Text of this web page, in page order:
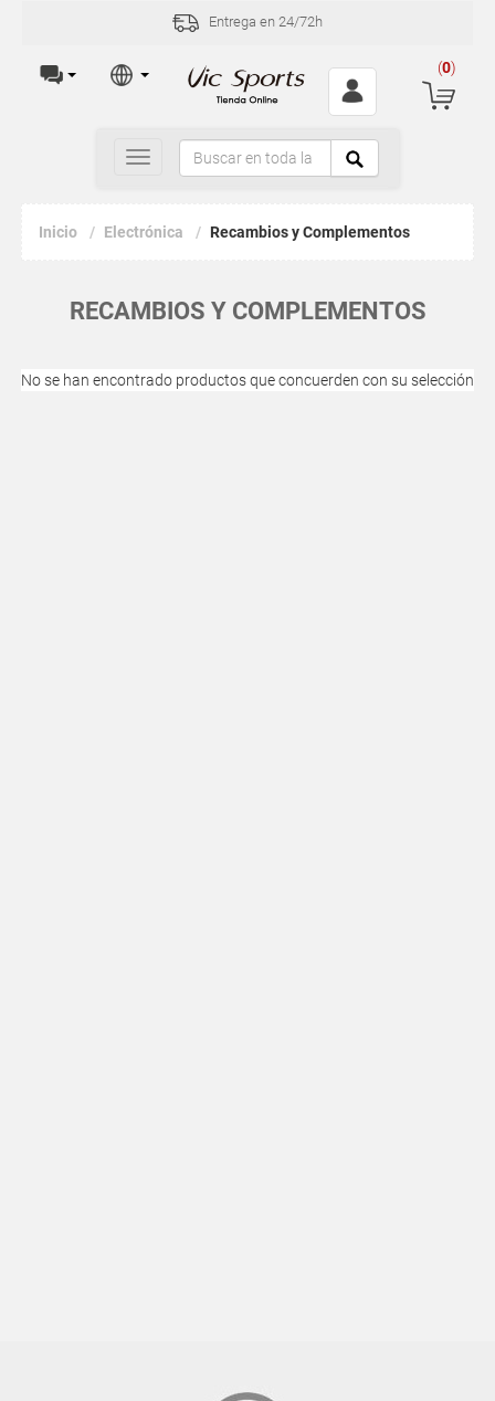
Entrega en 24/72h
(0)
Toggle
navigation
Inicio Electrónica Recambios y Complementos
RECAMBIOS Y COMPLEMENTOS
No se han encontrado productos que concuerden con su selección